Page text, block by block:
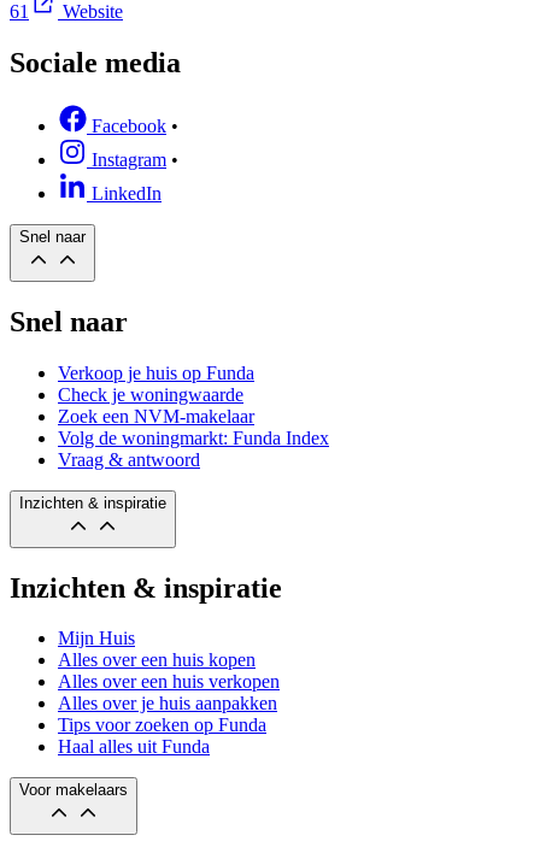
61
Website
Sociale media
Facebook •
Instagram •
LinkedIn
Snel naar
Snel naar
Verkoop je huis op Funda
Check je woningwaarde
Zoek een NVM-makelaar
Volg de woningmarkt: Funda Index
Vraag & antwoord
Inzichten & inspiratie
Inzichten & inspiratie
Mijn Huis
Alles over een huis kopen
Alles over een huis verkopen
Alles over je huis aanpakken
Tips voor zoeken op Funda
Haal alles uit Funda
Voor makelaars